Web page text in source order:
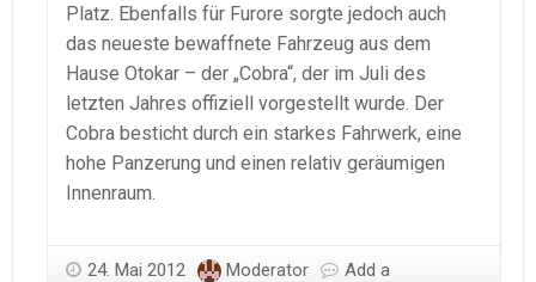
Platz. Ebenfalls für Furore sorgte jedoch auch
das neueste bewaffnete Fahrzeug aus dem
Hause Otokar – der „Cobra“, der im Juli des
letzten Jahres offiziell vorgestellt wurde. Der
Cobra besticht durch ein starkes Fahrwerk, eine
hohe Panzerung und einen relativ geräumigen
Innenraum.
24. Mai 2012 Moderator
Add a